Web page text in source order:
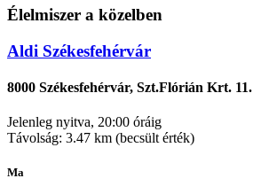
Élelmiszer a közelben
Aldi Székesfehérvár
8000 Székesfehérvár, Szt.Flórián Krt. 11.
Jelenleg nyitva, 20:00 óráig
Távolság: 3.47 km (becsült érték)
Ma